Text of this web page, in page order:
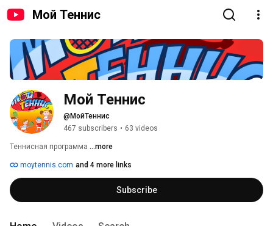
Мой Теннис
Мой Теннис
@МойТеннис
467 subscribers • 63 videos
Теннисная программа ...more
moytennis.com and 4 more links
Subscribe